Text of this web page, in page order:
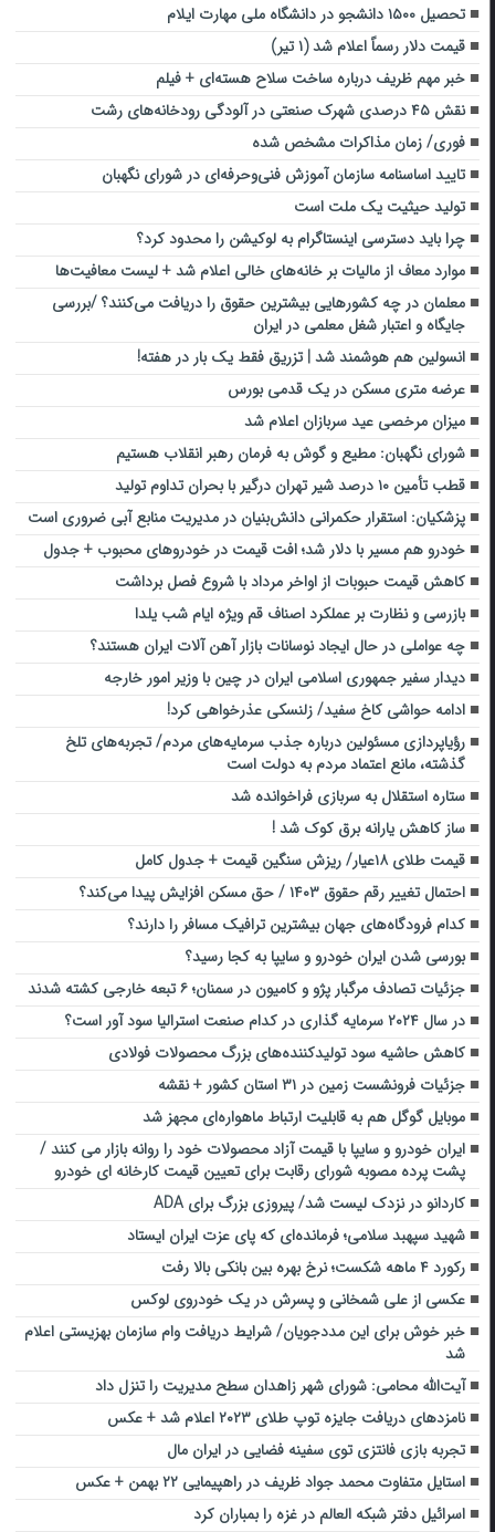
تحصیل ۱۵۰۰ دانشجو در دانشگاه ملی مهارت ایلام
قیمت دلار رسماً اعلام شد (۱ تیر)
خبر مهم ظریف درباره ساخت سلاح هسته‌ای + فیلم
نقش ۴۵ درصدی شهرک صنعتی در آلودگی رودخانه‌های رشت
فوری/ زمان مذاکرات مشخص شده
تایید اساسنامه سازمان آموزش فنی‌وحرفه‌ای در شورای نگهبان
تولید حیثیت یک ملت است
چرا باید دسترسی اینستاگرام به لوکیشن را محدود کرد؟
موارد معاف از مالیات بر خانه‌های خالی اعلام شد + لیست معافیت‌ها
معلمان در چه کشور‌هایی بیشترین حقوق را دریافت می‌کنند؟ /بررسی
جایگاه و اعتبار شغل معلمی در ایران
انسولین هم هوشمند شد | تزریق فقط یک بار در هفته!
عرضه متری مسکن در یک قدمی بورس
میزان مرخصی عید سربازان اعلام شد
شورای نگهبان: مطیع و گوش به فرمان رهبر انقلاب هستیم
قطب تأمین ۱۰ درصد شیر تهران درگیر با بحران تداوم تولید
پزشکیان: استقرار حکمرانی دانش‌بنیان در مدیریت منابع آبی ضروری است
خودرو هم مسیر با دلار شد؛ افت قیمت در خودروهای محبوب + جدول
کاهش قیمت حبوبات از اواخر مرداد با شروع فصل برداشت
بازرسی و نظارت بر عملکرد اصناف قم ویژه ایام شب یلدا
چه عواملی در حال ایجاد نوسانات بازار آهن آلات ایران هستند؟
دیدار سفیر جمهوری اسلامی ایران در چین با وزیر امور خارجه
ادامه حواشی کاخ سفید/ زلنسکی عذرخواهی کرد!
رؤیاپردازی مسئولین درباره جذب سرمایه‌های مردم/ تجربه‌های تلخ
گذشته، مانع اعتماد مردم به دولت است
ستاره استقلال به سربازی فراخوانده شد
ساز کاهش یارانه برق کوک شد !
قیمت طلای ۱۸عیار/ ریزش سنگین قیمت + جدول کامل
احتمال تغییر رقم حقوق ۱۴۰۳ / حق مسکن افزایش پیدا می‌کند؟
کدام فرودگاه‌های جهان بیشترین ترافیک مسافر را دارند؟
بورسی شدن ایران‌ خودرو و سایپا به کجا رسید؟
جزئیات تصادف مرگبار پژو و کامیون در سمنان؛ ۶ تبعه خارجی کشته شدند
در سال ۲۰۲۴ سرمایه گذاری در کدام صنعت استرالیا سود آور است؟
کاهش حاشیه سود تولیدکننده‌های بزرگ محصولات فولادی
جزئیات فرونشست زمین در ۳۱ استان کشور + نقشه
موبایل گوگل هم به قابلیت ارتباط ماهواره‌ای مجهز شد
ایران خودرو و سایپا با قیمت آزاد محصولات خود را روانه بازار می کنند /
پشت پرده مصوبه شورای رقابت برای تعیین قیمت کارخانه ای خودرو
کاردانو در نزدک لیست شد/ پیروزی بزرگ برای ADA
شهید سپهبد سلامی؛ فرمانده‌ای که پای عزت ایران ایستاد
رکورد ۴ ماهه شکست؛ نرخ بهره بین بانکی بالا رفت
عکسی از علی شمخانی و پسرش در یک خودروی لوکس
خبر خوش برای این مددجویان/ شرایط دریافت وام سازمان بهزیستی اعلام
شد
آیت‌الله محامی: شورای شهر زاهدان سطح مدیریت‌ را تنزل داد‌
نامزدهای دریافت جایزه توپ طلای ۲۰۲۳ اعلام شد + عکس
تجربه بازی فانتزی توی سفینه فضایی در ایران مال
استایل متفاوت محمد جواد ظریف در راهپیمایی ۲۲ بهمن + عکس
اسرائیل دفتر شبکه العالم در غزه را بمباران کرد